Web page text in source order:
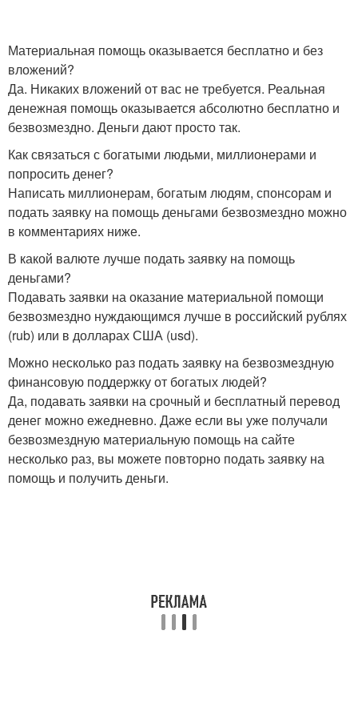
Материальная помощь оказывается бесплатно и без
вложений?
Да. Никаких вложений от вас не требуется. Реальная
денежная помощь оказывается абсолютно бесплатно и
безвозмездно. Деньги дают просто так.
Как связаться с богатыми людьми, миллионерами и
попросить денег?
Написать миллионерам, богатым людям, спонсорам и
подать заявку на помощь деньгами безвозмездно можно
в комментариях ниже.
В какой валюте лучше подать заявку на помощь
деньгами?
Подавать заявки на оказание материальной помощи
безвозмездно нуждающимся лучше в российский рублях
(rub) или в долларах США (usd).
Можно несколько раз подать заявку на безвозмездную
финансовую поддержку от богатых людей?
Да, подавать заявки на срочный и бесплатный перевод
денег можно ежедневно. Даже если вы уже получали
безвозмездную материальную помощь на сайте
несколько раз, вы можете повторно подать заявку на
помощь и получить деньги.